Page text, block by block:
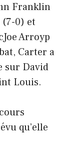
Franklin
(7-0) et
Arroyp
Carter a
sur David
Louis.
qu’elle